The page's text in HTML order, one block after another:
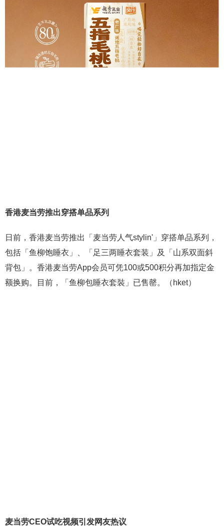
香港麦当劳推出穿搭单品系列
日前，香港麦当劳推出「麦当劳人气stylin'」穿搭单品系列，
包括「鱼柳饱睡衣」、「足三两睡衣套装」及「山系双面斜
背包」。香港麦当劳App会员可凭100或500积分再加指定金
额换购。目前，「鱼柳包睡衣套裝」已售罄。（hket）
麦当劳CEO试吃视频引发网友热议